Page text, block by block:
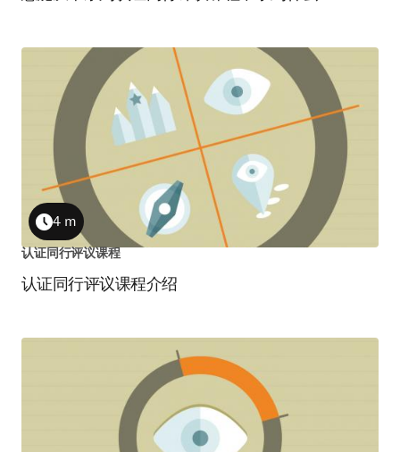
认证同行评议课程介绍
Duration
4 m
认证同行评议课程